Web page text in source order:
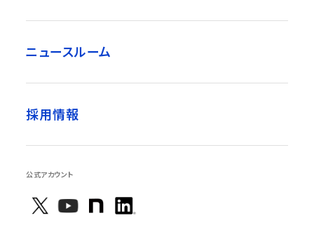
ニュースルーム
採用情報
公式アカウント